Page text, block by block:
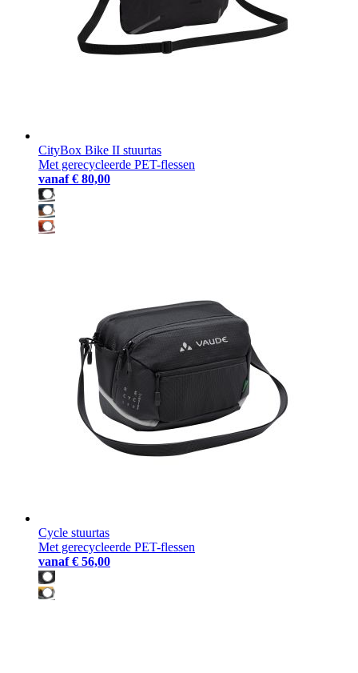
CityBox Bike II stuurtas
Met gerecycleerde PET-flessen
vanaf € 80,00
Cycle stuurtas
Met gerecycleerde PET-flessen
vanaf € 56,00